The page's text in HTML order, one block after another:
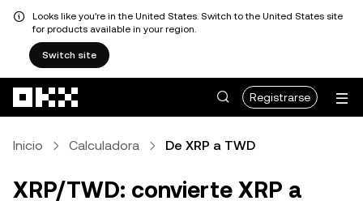
Looks like you're in the United States. Switch to the United States site
for products available in your region.
Switch site
Registrarse
Inicio Calculadora De XRP a TWD
XRP/TWD: convierte XRP a